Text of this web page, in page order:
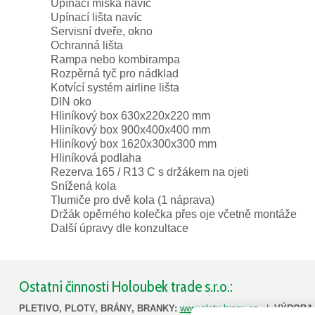
Upínací miska navíc
Upínací lišta navíc
Servisní dveře, okno
Ochranná lišta
Rampa nebo kombirampa
Rozpěrná tyč pro nádklad
Kotvící systém airline lišta
DIN oko
Hliníkový box 630x220x220 mm
Hliníkový box 900x400x400 mm
Hliníkový box 1620x300x300 mm
Hliníková podlaha
Rezerva 165 / R13 C s držákem na ojeti
Snížená kola
Tlumiče pro dvě kola (1 náprava)
Držák opěrného kolečka přes oje včetně montáže
Další úpravy dle konzultace
Ostatní činnosti Holoubek trade s.r.o.:
PLETIVO, PLOTY, BRÁNY, BRANKY: www.ploty-brany.cz|VÝROBA